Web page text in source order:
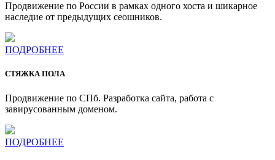
Продвижение по России в рамках одного хоста и шикарное
наследие от предыдущих сеошников.
ПОДРОБНЕЕ
СТЯЖКА ПОЛА
Продвижение по СПб. Разработка сайта, работа с
завирусованным доменом.
ПОДРОБНЕЕ